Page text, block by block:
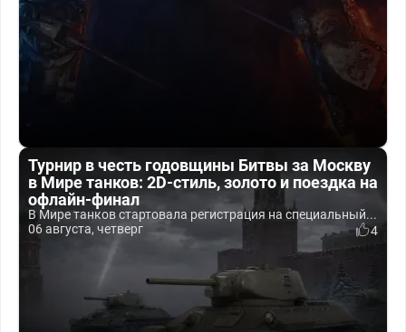
Турнир в честь годовщины Битвы за Москву
в Мире танков: 2D-стиль, золото и поездка на
офлайн-финал
В Мире танков стартовала регистрация на специальный...
06 августа, четверг
4